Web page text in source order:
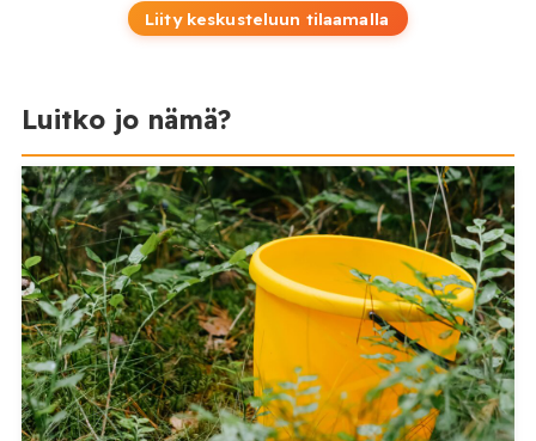
Liity keskusteluun tilaamalla
Luitko jo nämä?